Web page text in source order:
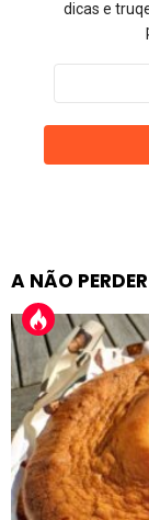
dicas e
Endereço
email
A NÃO PERDER